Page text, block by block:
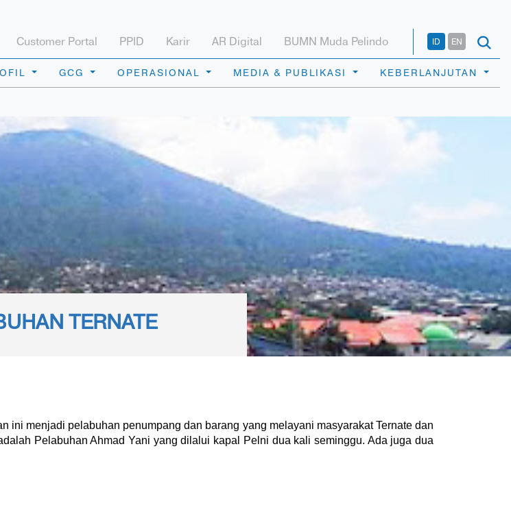
Customer Portal PPID Karir AR Digital BUMN Muda Pelindo ID EN
GCG OPERASIONAL MEDIA & PUBLIKASI KEBERLANJUTAN
TERNATE
ini menjadi pelabuhan penumpang dan barang yang melayani masyarakat Ternate dan
Pelabuhan Ahmad Yani yang dilalui kapal Pelni dua kali seminggu. Ada juga dua